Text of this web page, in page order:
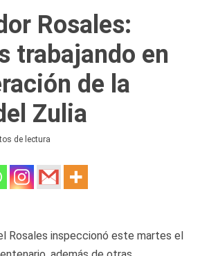
Rosales:
trabajando en
de la
Zulia
de lectura
Rosales inspeccionó este martes el